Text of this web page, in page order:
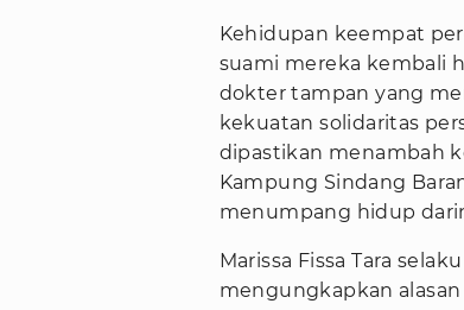
Kehidupan keempat
suami mereka kembali
dokter tampan yang
kekuatan solidaritas
dipastikan menambah
Kampung Sindang
menumpang hidup
Marissa Fissa Tara
mengungkapkan